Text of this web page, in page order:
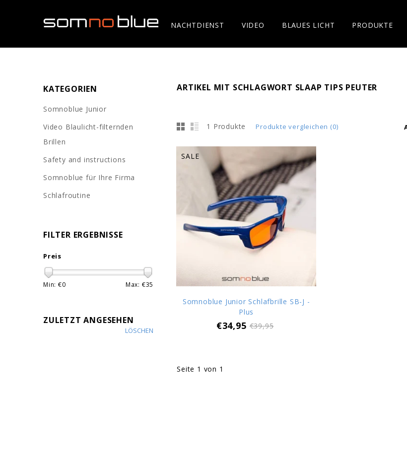
NACHTDIENST VIDEO BLAUES LICHT PRODUKTE
ARTIKEL MIT SCHLAGWORT SLAAP TIPS PEUTER
1 Produkte Produkte vergleichen (0)
Somnoblue Junior Schlafbrille SB-J -
Plus
€34,95€39,95
SALE
Seite 1 von 1
KATEGORIEN
Somnoblue Junior
Video Blaulicht-filternden
Brillen
Safety and instructions
Somnoblue für Ihre Firma
Schlafroutine
FILTER ERGEBNISSE
Preis
Min: €0 Max: €35
ZULETZT ANGESEHEN
LÖSCHEN